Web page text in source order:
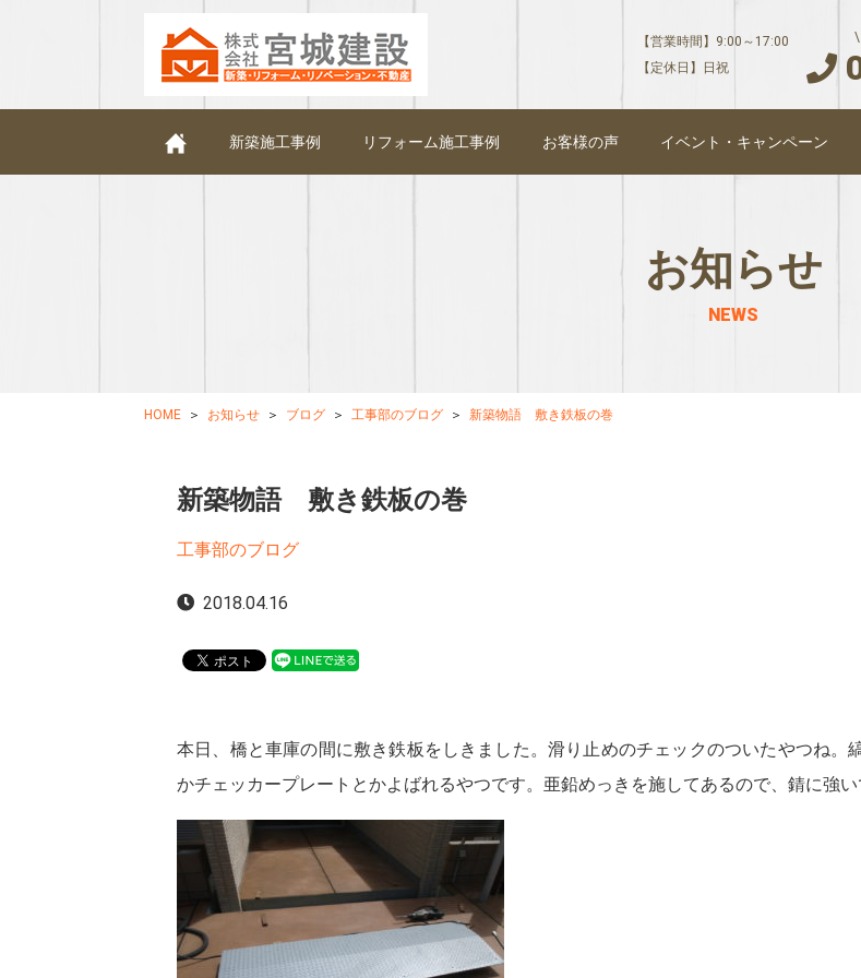
【営業時間】9:00～17:00
【定休日】日祝
\
新築施工事例 リフォーム施工事例 お客様の声 イベント・キャンペーン
お知らせ
NEWS
HOME お知らせ ブログ 工事部のブログ 新築物語 敷き鉄板の巻
新築物語 敷き鉄板の巻
工事部のブログ
2018.04.16
本日、橋と車庫の間に敷き鉄板をしきました。滑り止めのチェックのついたやつね。
かチェッカープレートとかよばれるやつです。亜鉛めっきを施してあるので、錆に強い